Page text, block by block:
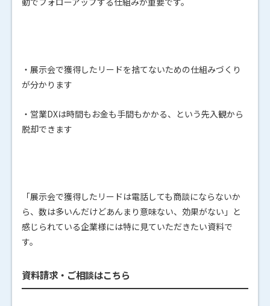
・展示会で獲得したリードを捨てないための仕組みづくり
が分かります
・営業DXは時間もお金も手間もかかる、という先入観から
脱却できます
「展示会で獲得したリードは電話しても商談にならないか
ら、数は多いんだけどあんまり意味ない、効果がない」と
感じられている企業様には特に見ていただきたい資料で
す。
資料請求・ご相談はこちら